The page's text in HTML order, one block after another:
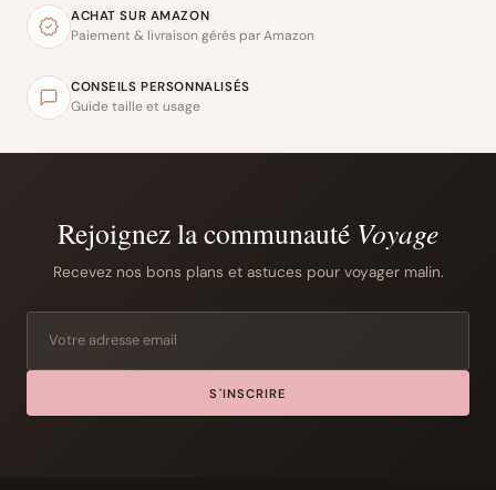
ACHAT SUR AMAZON
Paiement & livraison gérés par Amazon
CONSEILS PERSONNALISÉS
Guide taille et usage
Rejoignez la communauté Voyage
Recevez nos bons plans et astuces pour voyager malin.
S'INSCRIRE